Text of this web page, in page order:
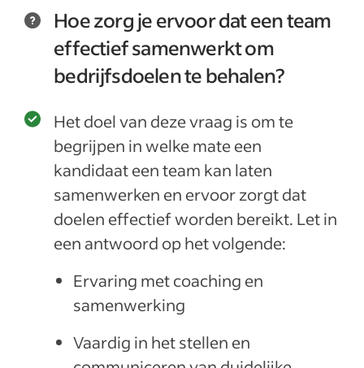
Hoe zorg je ervoor dat een team
effectief samenwerkt om
bedrijfsdoelen te behalen?
Het doel van deze vraag is om te
begrijpen in welke mate een
kandidaat een team kan laten
samenwerken en ervoor zorgt dat
doelen effectief worden bereikt. Let in
een antwoord op het volgende:
Ervaring met coaching en
samenwerking
Vaardig in het stellen en